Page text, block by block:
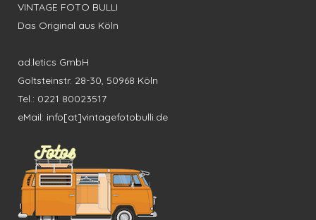
VINTAGE FOTO BULLI
Das Original aus Köln
ad.letics GmbH
Goltsteinstr. 28-30, 50968 Köln
Tel.: 0221 80023517
eMail: info[at]vintagefotobulli.de